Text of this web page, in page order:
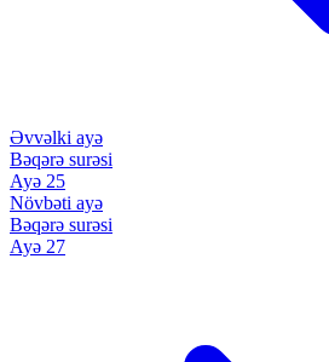
Əvvəlki ayə
Bəqərə surəsi
Ayə 25
Növbəti ayə
Bəqərə surəsi
Ayə 27